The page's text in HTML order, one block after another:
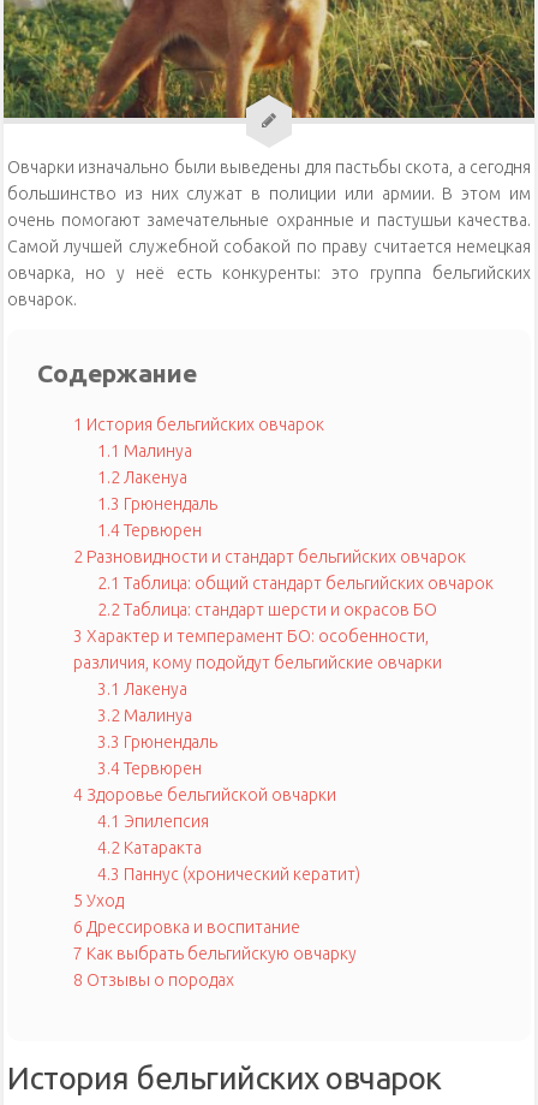
Уход за кошками
Уход за собаками
Физиология кошек
Овчарки изначально были выведены для пастьбы скота, а сегодня
большинство из них служат в полиции или армии. В этом им
очень помогают замечательные охранные и пастушьи качества.
Самой лучшей служебной собакой по праву считается немецкая
овчарка, но у неё есть конкуренты: это группа бельгийских
овчарок.
Содержание
1 История бельгийских овчарок
1.1 Малинуа
1.2Лакенуа
1.3 Грюнендаль
1.4Тервюрен
2 Разновидности и стандарт бельгийских овчарок
2.1 Таблица: общий стандарт бельгийских овчарок
2.2Таблица: стандарт шерсти и окрасов БО
3 Характер и темперамент БО: особенности,
различия, кому подойдут бельгийские овчарки
3.1 Лакенуа
3.2 Малинуа
3.3 Грюнендаль
3.4Тервюрен
4 Здоровье бельгийской овчарки
4.1 Эпилепсия
4.2 Катаракта
4.3 Паннус (хронический кератит)
5 Уход
6 Дрессировка и воспитание
7 Как выбрать бельгийскую овчарку
8 Отзывы о породах
История бельгийских овчарок